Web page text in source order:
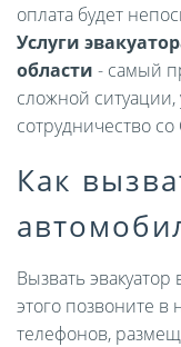
оплата будет
Услуги
области - самый
сложной
сотрудничество
Как
Вызвать
этого позвоните
телефонов,